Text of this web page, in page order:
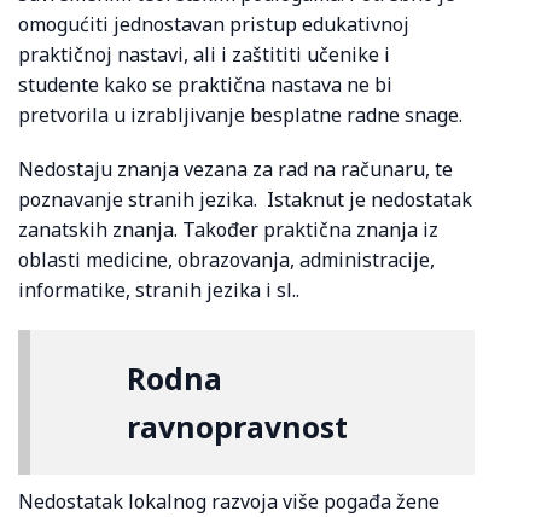
omogućiti jednostavan pristup edukativnoj
praktičnoj nastavi, ali i zaštititi učenike i
studente kako se praktična nastava ne bi
pretvorila u izrabljivanje besplatne radne snage.
Nedostaju znanja vezana za rad na računaru, te
poznavanje stranih jezika. Istaknut je nedostatak
zanatskih znanja. Također praktična znanja iz
oblasti medicine, obrazovanja, administracije,
informatike, stranih jezika i sl..
Rodna
ravnopravnost
Nedostatak lokalnog razvoja više pogađa žene